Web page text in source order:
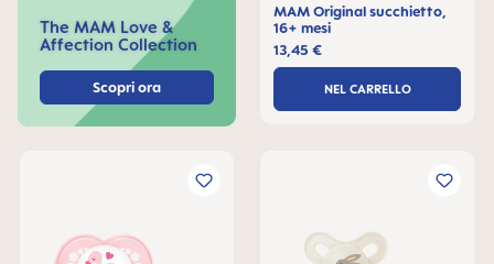
The MAM Love &
Affection Collection
Scopri ora
MAM Original succhietto,
16+ mesi
13,45 €
NEL CARRELLO